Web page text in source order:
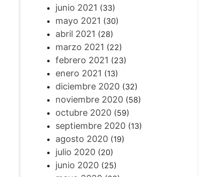
junio 2021 (33)
mayo 2021 (30)
abril 2021 (28)
marzo 2021 (22)
febrero 2021 (23)
enero 2021 (13)
diciembre 2020(32)
noviembre 2020(58)
octubre 2020(59)
septiembre 2020(13)
agosto 2020(19)
julio 2020(20)
junio 2020(25)